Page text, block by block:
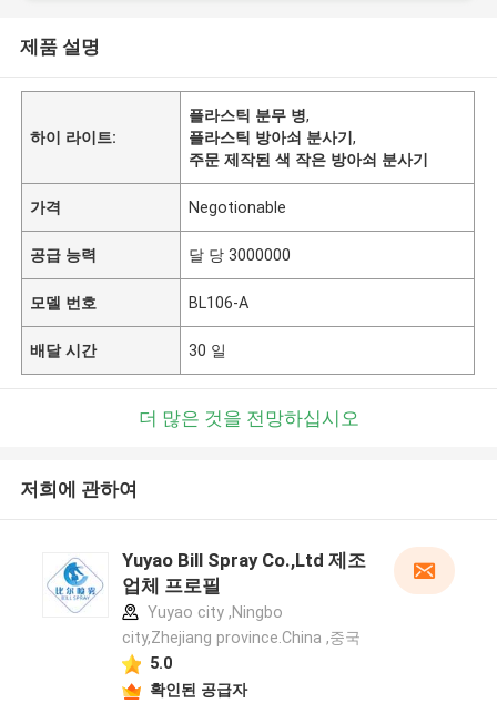
제품 설명
하이 라이트:
플라스틱 분무 병,
플라스틱 방아쇠 분사기,
주문 제작된 색 작은 방아쇠 분사기
가격 Negotionable
공급 능력 달 당 3000000
모델 번호 BL106-A
배달 시간 30 일
더 많은 것을 전망하십시오
저희에 관하여
Yuyao Bill Spray Co.,Ltd 제조
업체 프로필
Yuyao city ,Ningbo
city,Zhejiang province.China ,중국
5.0
확인된 공급자